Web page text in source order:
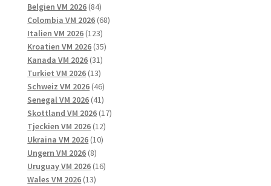
Belgien VM 2026 8484
produkter
Colombia VM 2026 6868
Italien VM 2026 123123
produkter
Kroatien VM 2026 3535
Kanada VM 2026 3131
produkter
Turkiet VM 2026 1313
produkter
Schweiz VM 2026 4646
produkter
Senegal VM 2026 4141
produkter
Skottland VM 2026 1717
Tjeckien VM 2026 1212
Ukraina VM 2026 1010
Ungern VM 2026 88
produkter
Uruguay VM 2026 1616
Wales VM 2026 1313